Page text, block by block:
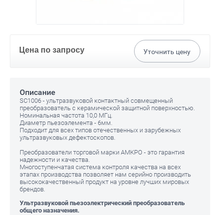
Цена по запросу Уточнить цену
Описание
SC1006 - ультразвуковой контактный совмещенный
преобразователь с керамической защитной поверхностью.
Номинальная частота 10,0 МГц.
Диаметр пьезоэлемента - 6мм.
Подходит для всех типов отечественных и зарубежных
ультразвуковых дефектоскопов.
Преобразователи торговой марки АМКРО - это гарантия
надежности и качества.
Многоступенчатая система контроля качества на всех
этапах производства позволяет нам серийно производить
высококачественный продукт на уровне лучших мировых
брендов.
Ультразвуковой пьезоэлектрический преобразователь
общего назначения.